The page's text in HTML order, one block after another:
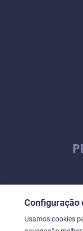
Configuração
Usamos cookies